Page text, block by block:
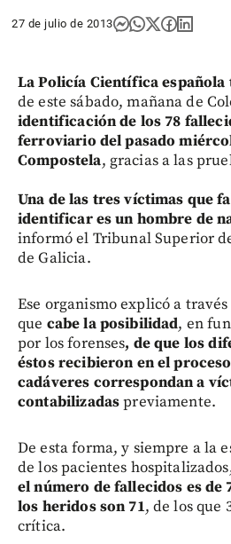
27 de julio de 2013
La Policía Científica
de este sábado, mañana de
identificación de los 78
ferroviario del pasado
Compostela, gracias a las
Una de las tres víctimas que
identificar es un hombre de
informó el Tribunal Superior
de Galicia.
Ese organismo explicó a
que cabe la posibilidad, en
por los forenses, de que los
éstos recibieron en el
cadáveres correspondan a
contabilizadaspreviamente.
De esta forma, y siempre a la
de los pacientes
el número de fallecidos es de
los heridos son 71, de los que
crítica.